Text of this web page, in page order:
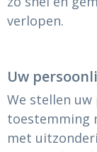
verlopen.
Uw
We stellen
toestemming
met